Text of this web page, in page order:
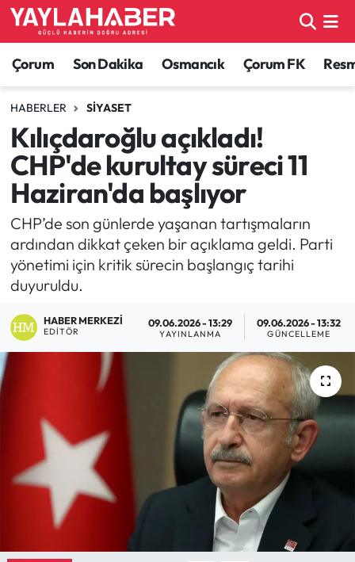
Çorum Son Dakika Osmancık Çorum FK
HABERLER SIYASET
Kılıçdaroğlu açıkladı!
CHP'de kurultay süreci 11
Haziran'da başlıyor
CHP’de son günlerde yaşanan tartışmaların
ardından dikkat çeken bir açıklama geldi. Parti
yönetimi için kritik sürecin başlangıç tarihi
duyuruldu.
HABER MERKEZI
EDITÖR
09.06.2026 - 13:29
YAYINLANMA
09.06.2026 - 13:32
GÜNCELLEME
Alaca Haberleri
Bayat Haberleri
Bilgi - Keşfet Haberleri
Bilim ve Teknoloji
Boğazkale Haberleri
Çorum Haberleri
Ekonomi
Güncel
İskilip Haberleri
Kargı Haberleri
Çorum Nöbetçi Eczaneler
Çorum Hava Durumu
Çorum Namaz Vakitleri
Çorum Trafik Yoğunluk Haritası
TFF 1.Lig Puan Durumu ve Fikstür
Tüm Manşetler